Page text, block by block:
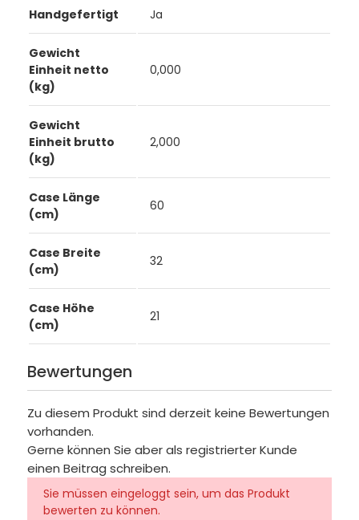
Handgefertigt Ja
Gewicht
Einheit netto
(kg)
0,000
Gewicht
Einheit brutto
(kg)
2,000
Case Länge
(cm)
60
Case Breite
(cm)
32
Case Höhe
(cm)
21
Bewertungen
Zu diesem Produkt sind derzeit keine Bewertungen
vorhanden.
Gerne können Sie aber als registrierter Kunde
einen Beitrag schreiben.
Sie müssen eingeloggt sein, um das Produkt
bewerten zu können.